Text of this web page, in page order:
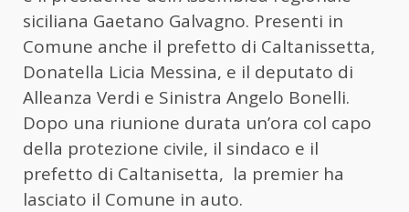
siciliana Gaetano Galvagno. Presenti in
Comune anche il prefetto di Caltanissetta,
Donatella Licia Messina, e il deputato di
Alleanza Verdi e Sinistra Angelo Bonelli.
Dopo una riunione durata un’ora col capo
della protezione civile, il sindaco e il
prefetto di Caltanisetta, la premier ha
lasciato il Comune in auto.